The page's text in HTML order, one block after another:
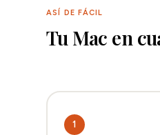
ASÍ DE FÁCIL
Tu Mac en
1